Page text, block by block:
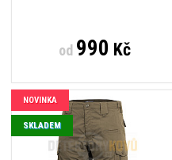
od990 Kč
NOVINKA
SKLADEM